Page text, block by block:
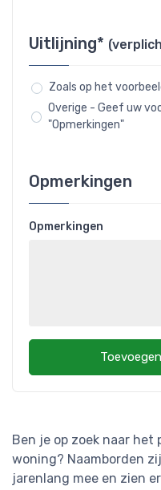
Ben je op zoek naar
woning? Naamborden
jarenlang mee en zien
Uitlijning*
Zoals op het
Overige - Geef uw
"Opmerkingen"
Opmerkingen
Opmerkingen